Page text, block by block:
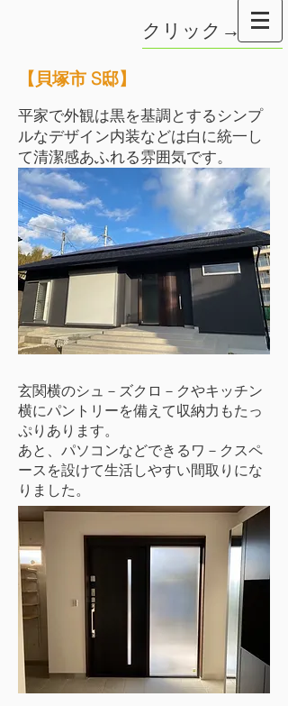
クリック→
【貝塚市 S邸】
平家で外観は黒を基調とするシンプ
ルなデザイン内装などは白に統一し
て清潔感あふれる雰囲気です。
玄関横のシュ－ズクロ－クやキッチン
横にパントリーを備えて収納力もたっ
ぷりあります。
あと、パソコンなどできるワ－クスペ
ースを設けて生活しやすい間取りにな
りました。